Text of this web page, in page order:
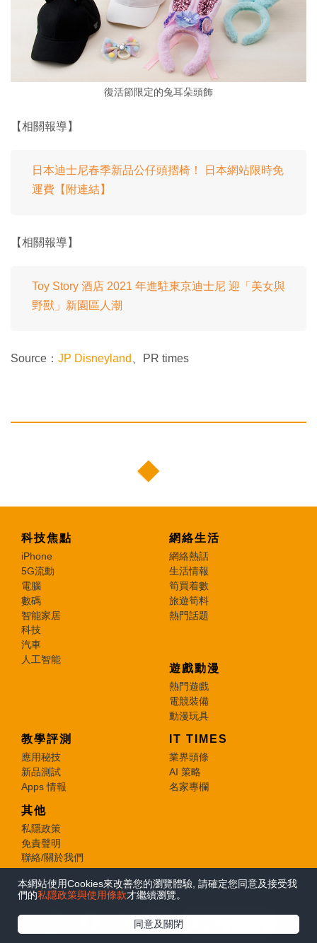
復活節限定的兔耳朵頭飾
【相關報導】
日本迪士尼春季新品公仔頭摺椅！ 日本網站限時免
運費【附連結】
【相關報導】
Toy Story 酒店 2021 年進駐東京迪士尼 迎「美女與
野獸」新園區人潮
Source： JP Disneyland 、PR times
科技焦點
iPhone
5G流動
電腦
數碼
智能家居
科技
汽車
人工智能
網絡生活
網絡熱話
生活情報
筍買着數
旅遊筍料
熱門話題
遊戲動漫
熱門遊戲
電競裝備
動漫玩具
教學評測
應用秘技
新品測試
Apps 情報
IT TIMES
業界頭條
AI 策略
名家專欄
其他
私隱政策
免責聲明
聯絡/關於我們
© 2026 e-zone. All Rights Reserved.
本網站使用Cookies來改善您的瀏覽體驗, 請確定您同意及接受我
們的私隱政策與使用條款才繼續瀏覽。
同意及關閉